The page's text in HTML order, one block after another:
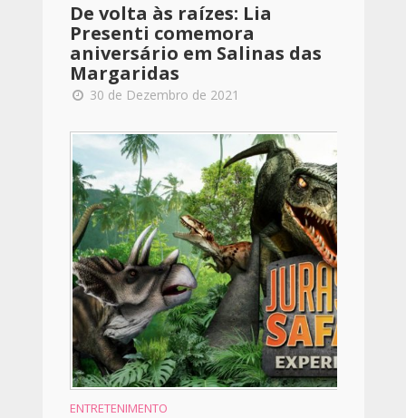
De volta às raízes: Lia
Presenti comemora
aniversário em Salinas das
Margaridas
30 de Dezembro de 2021
ENTRETENIMENTO